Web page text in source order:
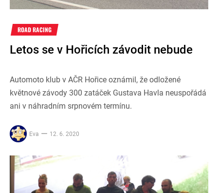
ROAD RACING
Letos se v Hořicích závodit nebude
Automoto klub v AČR Hořice oznámil, že odložené
květnové závody 300 zatáček Gustava Havla neuspořádá
ani v náhradním srpnovém termínu.
Eva 12. 6. 2020